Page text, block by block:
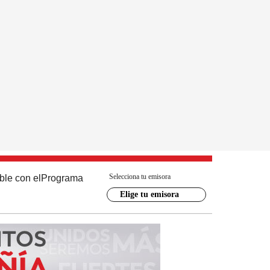
con el Programa Selecciona tu emisora
Elige tu emisora